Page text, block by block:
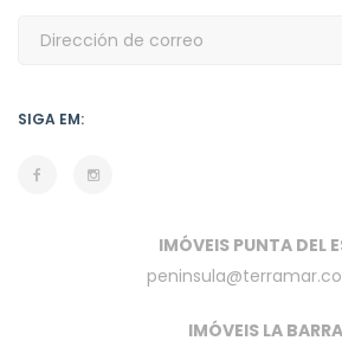
SIGA EM:
IMÓVEIS PUNTA DEL
IMÓVEIS LA BARRA